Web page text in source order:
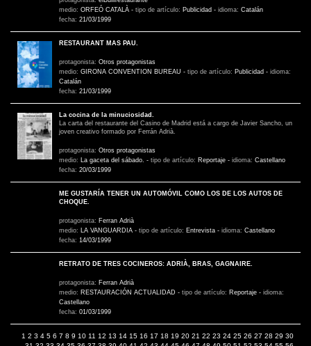
medio: ORFEÓ CATALÀ - tipo de artículo: Publicidad - idioma: Catalán
fecha: 21/03/1999
RESTAURANT MAS PAU.
protagonista: Otros protagonistas
medio: GIRONA CONVENTION BUREAU - tipo de artículo: Publicidad - idioma:
Catalán
fecha: 21/03/1999
La cocina de la minuciosidad.
La carta del restaurante del Casino de Madrid está a cargo de Javier Sancho, un
joven creativo formado por Ferrán Adrià.
protagonista: Otros protagonistas
medio:
La gaceta del sábado. - tipo de artículo: Reportaje - idioma: Castellano
fecha: 20/03/1999
ME GUSTARÍA TENER UN AUTOMÓVIL COMO LOS DE LOS AUTOS DE
CHOQUE.
protagonista: Ferran Adrià
medio:
LA VANGUARDIA - tipo de artículo: Entrevista - idioma: Castellano
fecha: 14/03/1999
RETRATO DE TRES COCINEROS: ADRIÀ, BRAS, GAGNAIRE.
protagonista: Ferran Adrià
medio: RESTAURACIÓN ACTUALIDAD - tipo de artículo: Reportaje - idioma:
Castellano
fecha: 01/03/1999
1 2 3 4 5 6 7 8 9 10 11 12 13 14 15 16 17 18 19 20 21 22 23 24 25 26 27 28 29 30